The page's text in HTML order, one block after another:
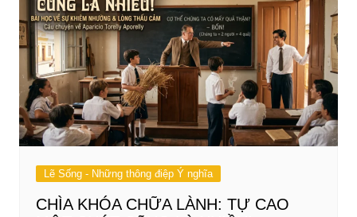
Lẽ Sống - Những thông điệp Ý nghĩa
CHÌA KHÓA CHỮA LÀNH: TỰ CAO